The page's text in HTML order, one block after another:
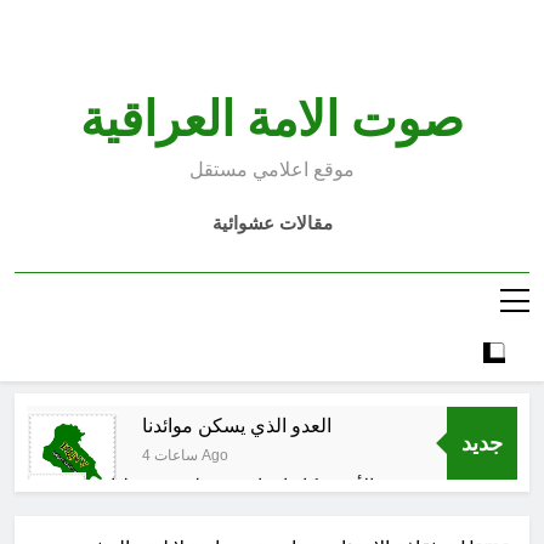
صوت الامة العراقية
موقع اعلامي مستقل
مقالات عشوائية
جديد
العدو الذي يسكن موائدنا
4 ساعات Ago
بالأمس كانوا يراهنون على سقوطنا
5 ساعات Ago